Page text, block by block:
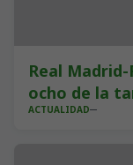
Real
ocho de la
ACTUALIDAD